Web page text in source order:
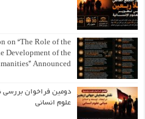
on “The Role of the
Development of the
Announced
دومین فراخوان بررسی
علوم انسانی